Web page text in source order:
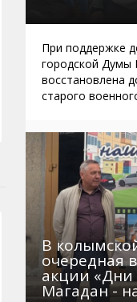
При поддержке
городской Думы
восстановлена
старого
В
очередная
акции
Магадан -